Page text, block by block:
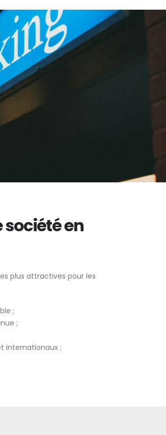
société en
plus attractives pour les
;
;
internationaux ;